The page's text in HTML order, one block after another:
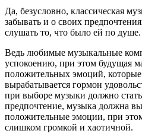
Да, безусловно, классическая
забывать и о своих
слушать то, что было ей по душе.
Ведь любимые музыкальные
успокоению, при этом будущая
положительных эмоций,
вырабатывается гормон
при выборе музыки должно
предпочтение, музыка должна
положительные эмоции, при
слишком громкой и хаотичной.